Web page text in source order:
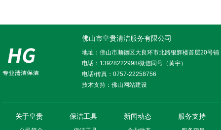
关于皇贵 保洁工具 新闻动态 服务支持
佛山市皇贵清洁服务有限公司
地址：佛山市顺德区大良环市北路银辉楼首层20号铺
电话： 13928222998/微信同号（黄宇）
电话/传真： 0757-22258756
技术支持： 佛山网站建设